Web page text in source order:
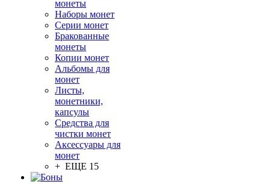
монеты
Наборы монет
Серии монет
Бракованные
монеты
Копии монет
Альбомы для
монет
Листы,
монетники,
капсулы
Средства для
чистки монет
Аксессуары для
монет
+ ЕЩЕ 15